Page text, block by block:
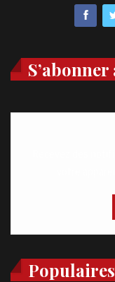
Populaires